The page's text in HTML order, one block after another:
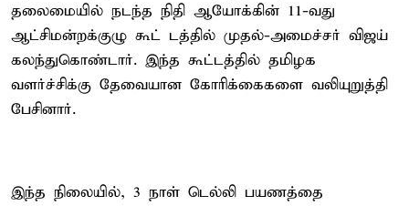
தலைமையில் நடந்த நிதி ஆயோக்கின் 11-வது
ஆட்சிமன்றக்குழு கூட் டத்தில் முதல்-அமைச்சர் விஜய்
கலந்துகொண்டார். இந்த கூட்டத்தில் தமிழக
வளர்ச்சிக்கு தேவையான கோரிக்கைகளை வலியுறுத்தி
பேசினார்.
இந்த நிலையில், 3 நாள் டெல்லி பயணத்தை